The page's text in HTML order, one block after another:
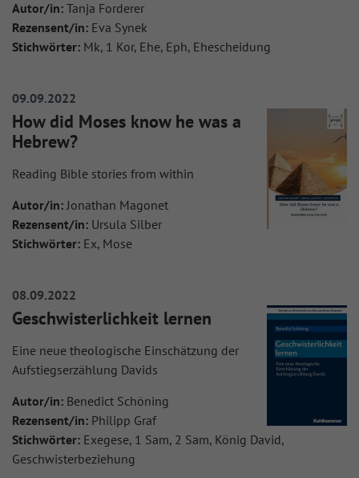
Autor/in: Tanja Forderer
Rezensent/in: Eva Synek
Stichwörter: Mk, 1 Kor, Ehe, Eph, Ehescheidung
09.09.2022
How did Moses know he was a
Hebrew?
Reading Bible stories from within
Autor/in:Jonathan Magonet
Rezensent/in: Ursula Silber
Stichwörter: Ex, Mose
08.09.2022
Geschwisterlichkeit lernen
Eine neue theologische Einschätzung der
Aufstiegserzählung Davids
Autor/in: Benedict Schöning
Rezensent/in: Philipp Graf
Stichwörter: Exegese, 1 Sam, 2 Sam, König David,
Geschwisterbeziehung